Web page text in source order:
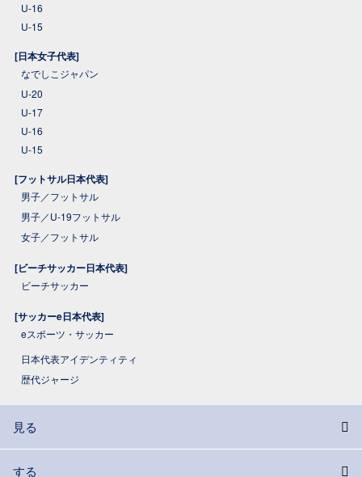
U-16
U-15
[日本女子代表]
なでしこジャパン
U-20
U-17
U-16
U-15
[フットサル日本代表]
男子／フットサル
男子／U-19フットサル
女子／フットサル
[ビーチサッカー日本代表]
ビーチサッカー
[サッカーe日本代表]
eスポーツ・サッカー
日本代表アイデンティティ
歴代ジャージ
見る
する